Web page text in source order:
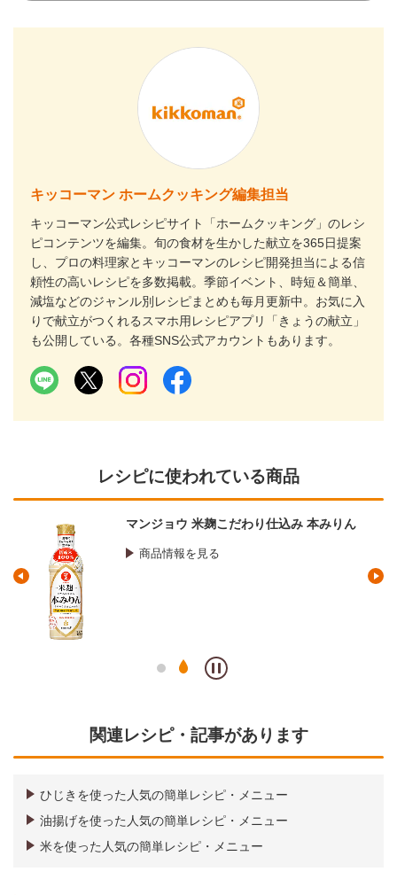
キッコーマン ホームクッキング編集担当
キッコーマン公式レシピサイト「ホームクッキング」のレシ
ピコンテンツを編集。旬の食材を生かした献立を365日提案
し、プロの料理家とキッコーマンのレシピ開発担当による信
頼性の高いレシピを多数掲載。季節イベント、時短＆簡単、
減塩などのジャンル別レシピまとめも毎月更新中。お気に入
りで献立がつくれるスマホ用レシピアプリ「きょうの献立」
も公開している。各種SNS公式アカウントもあります。
レシピに使われている商品
マンジョウ 米麹こだわり仕込み 本みりん
商品情報を見る
関連レシピ・記事があります
ひじきを使った人気の簡単レシピ・メニュー
油揚げを使った人気の簡単レシピ・メニュー
米を使った人気の簡単レシピ・メニュー